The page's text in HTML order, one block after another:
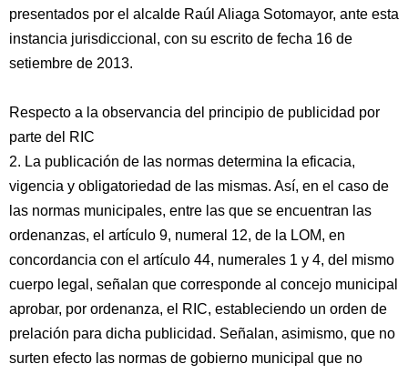
presentados por el alcalde Raúl Aliaga Sotomayor, ante esta
instancia jurisdiccional, con su escrito de fecha 16 de
setiembre de 2013.
Respecto a la observancia del principio de publicidad por
parte del RIC
2. La publicación de las normas determina la eficacia,
vigencia y obligatoriedad de las mismas. Así, en el caso de
las normas municipales, entre las que se encuentran las
ordenanzas, el artículo 9, numeral 12, de la LOM, en
concordancia con el artículo 44, numerales 1 y 4, del mismo
cuerpo legal, señalan que corresponde al concejo municipal
aprobar, por ordenanza, el RIC, estableciendo un orden de
prelación para dicha publicidad. Señalan, asimismo, que no
surten efecto las normas de gobierno municipal que no